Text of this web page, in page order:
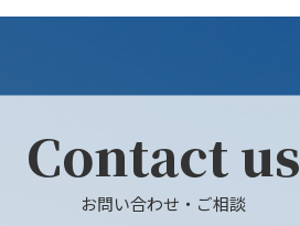
Contact us
お問い合わせ・ご相談